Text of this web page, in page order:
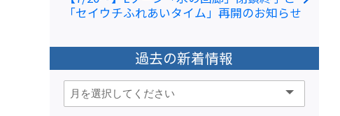
「セイウチふれあいタイム」再開のお知らせ
過去の新着情報